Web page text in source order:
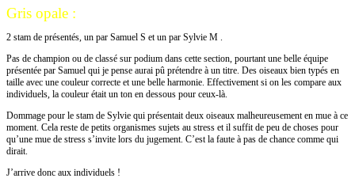
Gris opale :
2 stam de présentés, un par Samuel S et un par Sylvie M .
Pas de champion ou de classé sur podium dans cette section, pourtant une belle équipe
présentée par Samuel qui je pense aurai pû prétendre à un titre. Des oiseaux bien typés en
taille avec une couleur correcte et une belle harmonie. Effectivement si on les compare aux
individuels, la couleur était un ton en dessous pour ceux-là.
Dommage pour le stam de Sylvie qui présentait deux oiseaux malheureusement en mue à ce
moment. Cela reste de petits organismes sujets au stress et il suffit de peu de choses pour
qu’une mue de stress s’invite lors du jugement. C’est la faute à pas de chance comme qui
dirait.
J’arrive donc aux individuels !